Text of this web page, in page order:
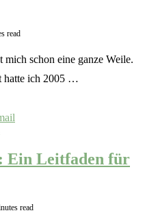
read
schon eine ganze Weile.
hatte ich 2005 …
Leitfaden für
read